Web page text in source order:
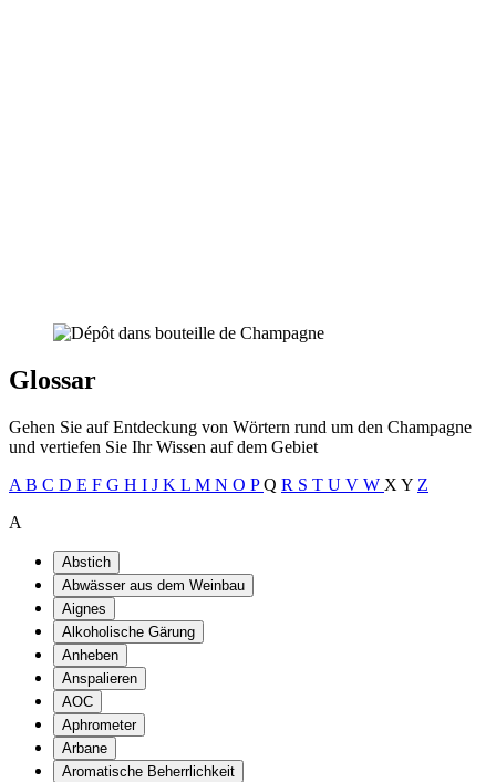
Glossar
Gehen Sie auf Entdeckung von Wörtern rund um den Champagne
und vertiefen Sie Ihr Wissen auf dem Gebiet
A B C D E F G H I J K L M N O PQ R S T U V W X Y Z
A
Abstich
Abwässer aus dem Weinbau
Aignes
Alkoholische Gärung
Anheben
Anspalieren
AOC
Aphrometer
Arbane
Aromatische Beherrlichkeit